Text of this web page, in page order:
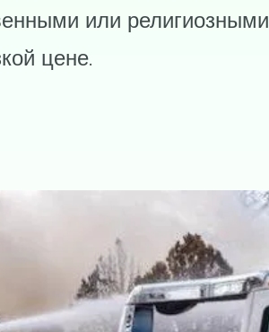
или религиозными
цене.